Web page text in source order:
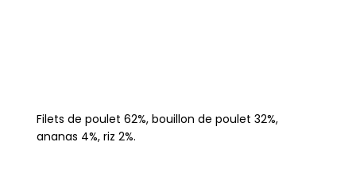
Filets de poulet 62%, bouillon de poulet 32%,
ananas 4%, riz 2%.